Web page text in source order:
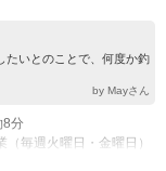
たいとのことで、何度か釣
by Mayさん
8分
毎週火曜日・金曜日）
下旬（冬季）